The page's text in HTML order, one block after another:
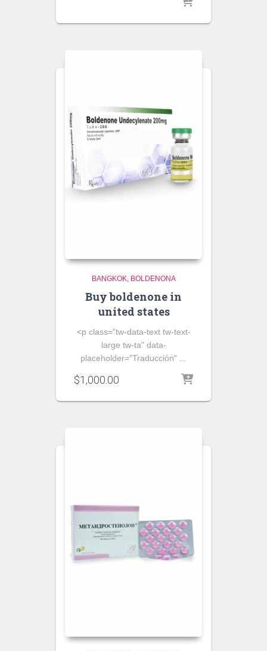
BANGKOK BOLDENONA
Buy boldenone in
united states
<p class="tw-data-text tw-text-
large tw-ta" data-
placeholder="Traducción" ...
$1,000.00